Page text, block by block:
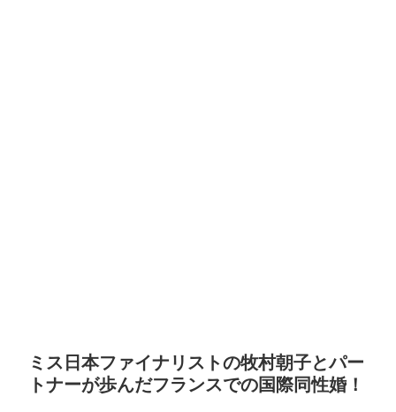
ミス日本ファイナリストの牧村朝子とパー
トナーが歩んだフランスでの国際同性婚！